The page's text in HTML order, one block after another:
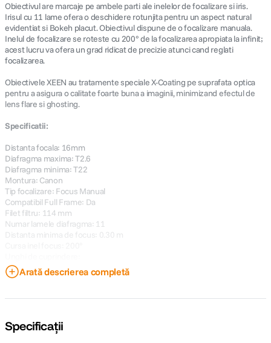
Obiectivul are marcaje pe ambele parti ale inelelor de focalizare si iris.
Irisul cu 11 lame ofera o deschidere rotunjita pentru un aspect natural
evidentiat si Bokeh placut. Obiectivul dispune de o focalizare manuala.
Inelul de focalizare se roteste cu 200° de la focalizarea apropiata la infinit;
acest lucru va ofera un grad ridicat de precizie atunci cand reglati
focalizarea.
Obiectivele XEEN au tratamente speciale X-Coating pe suprafata optica
pentru a asigura o calitate foarte buna a imaginii, minimizand efectul de
lens flare si ghosting.
Specificatii:
Distanta focala: 16mm
Diafragma maxima: T2.6
Diafragma minima: T22
Montura: Canon
Tip focalizare: Focus Manual
Compatibil Full Frame: Da
Filet filtru: 114 mm
Numar lamele diafragma: 11
Distanta minima de focus: 0.30 m
- Full-Frame: 106.91°
- Super35: 87.43°
Dimensiune: 117.6mm x 95.3mm
Arată descrierea completă
Specificații